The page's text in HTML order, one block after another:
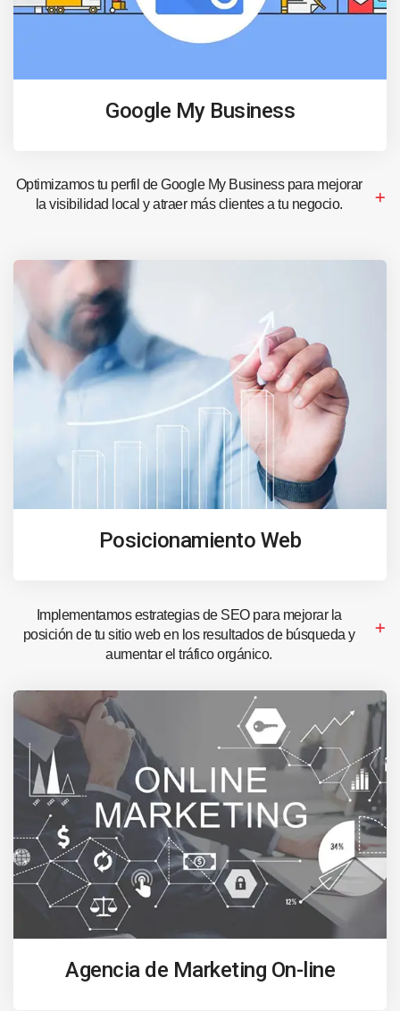
Google My Business
Optimizamos tu perfil de Google My Business para mejorar
la visibilidad local y atraer más clientes a tu negocio.
Posicionamiento Web
Implementamos estrategias de SEO para mejorar la
posición de tu sitio web en los resultados de búsqueda y
aumentar el tráfico orgánico.
Agencia de Marketing On-line